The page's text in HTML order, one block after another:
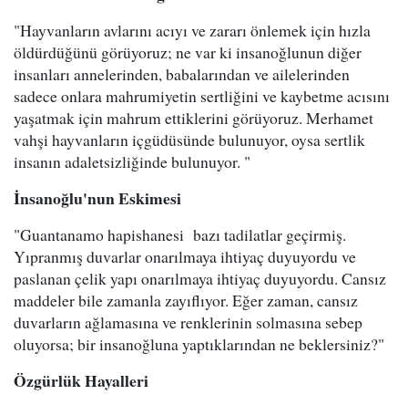
"Hayvanların avlarını acıyı ve zararı önlemek için hızla
öldürdüğünü görüyoruz; ne var ki insanoğlunun diğer
insanları annelerinden, babalarından ve ailelerinden
sadece onlara mahrumiyetin sertliğini ve kaybetme acısını
yaşatmak için mahrum ettiklerini görüyoruz. Merhamet
vahşi hayvanların içgüdüsünde bulunuyor, oysa sertlik
insanın adaletsizliğinde bulunuyor. "
İnsanoğlu'nun Eskimesi
"Guantanamo hapishanesi bazı tadilatlar geçirmiş.
Yıpranmış duvarlar onarılmaya ihtiyaç duyuyordu ve
paslanan çelik yapı onarılmaya ihtiyaç duyuyordu. Cansız
maddeler bile zamanla zayıflıyor. Eğer zaman, cansız
duvarların ağlamasına ve renklerinin solmasına sebep
oluyorsa; bir insanoğluna yaptıklarından ne beklersiniz?"
Özgürlük Hayalleri